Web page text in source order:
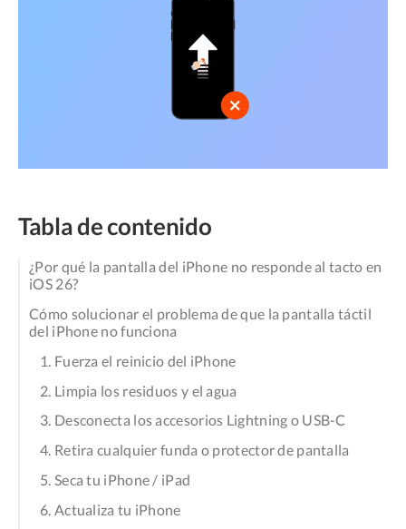
Tabla de contenido
¿Por qué la pantalla del iPhone no responde al tacto en
iOS 26?
Cómo solucionar el problema de que la pantalla táctil
del iPhone no funciona
1. Fuerza el reinicio del iPhone
2. Limpia los residuos y el agua
3. Desconecta los accesorios Lightning o USB-C
4. Retira cualquier funda o protector de pantalla
5. Seca tu iPhone / iPad
6. Actualiza tu iPhone